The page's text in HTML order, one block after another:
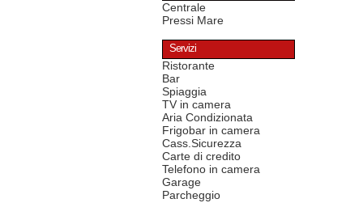
Centrale
Pressi Mare
Servizi
Ristorante
Bar
Spiaggia
TV in camera
Aria Condizionata
Frigobar in camera
Cass.Sicurezza
Carte di credito
Telefono in camera
Garage
Parcheggio